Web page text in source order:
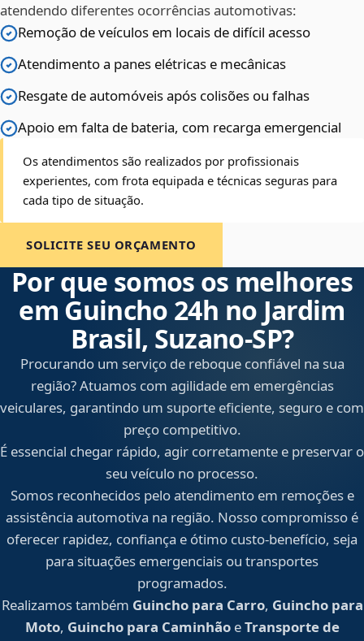
atendendo diferentes ocorrências automotivas:
Remoção de veículos em locais de difícil acesso
Atendimento a panes elétricas e mecânicas
Resgate de automóveis após colisões ou falhas
Apoio em falta de bateria, com recarga emergencial
Os atendimentos são realizados por profissionais
experientes, com frota equipada e técnicas seguras para
cada tipo de situação.
SOLICITE SEU ORÇAMENTO
Por que somos os melhores
em Guincho 24h no Jardim
Brasil, Suzano‑SP?
Procurando um serviço de reboque confiável na sua
região? Atuamos com agilidade em emergências
veiculares, garantindo um suporte eficiente, seguro e com
preço competitivo.
É essencial chegar rápido, agir corretamente e preservar o
seu veículo no processo.
Somos reconhecidos pelo atendimento em remoções e
assistência automotiva na região. Nosso compromisso é
oferecer rapidez, confiança e ótimo custo-benefício, seja
para situações emergenciais ou transportes
programados.
Realizamos também Guincho para Carro, Guincho para
Moto, Guincho para CaminhãoeTransporte de